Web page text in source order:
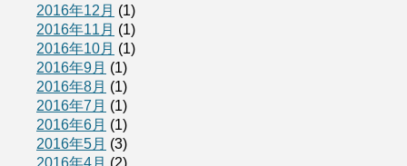
2016年12月 (1)
2016年11月 (1)
2016年10月 (1)
2016年9月 (1)
2016年8月 (1)
2016年7月 (1)
2016年6月 (1)
2016年5月 (3)
2016年4月 (2)